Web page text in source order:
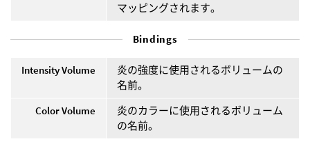
マッピングされます。
Bindings
Intensity Volume
炎の強度に使用されるボリュームの
名前。
Color Volume
炎のカラーに使用されるボリューム
の名前。